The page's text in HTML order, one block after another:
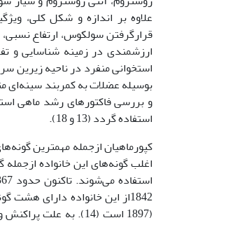
علاوه بر اندازه و شکل کلی،
استخوانی منفرد در ناحیه زیرین
استفاده گردد (13 و 18).
کپورماهیان ازجمله مهمترین
اغلب گونه‌های این خانواده
استفاده می‌شوند. تاکنون حدود 367 جنس و 3006 گونه از این خانواده شناسایی شده است (22). جنس
1842از این خانواده دارای هشت گونه در حوضه­های آبی ایران می­باشد که یکی از گونه‌های مهم آن‌گونه
1897) است (14). به